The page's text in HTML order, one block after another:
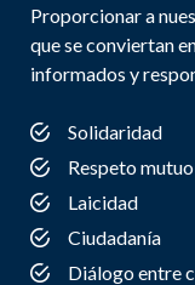
Proporcionar a
que se conviertan
informados y
Solidaridad
Respeto mutuo
Laicidad
Ciudadanía
Diálogo entre